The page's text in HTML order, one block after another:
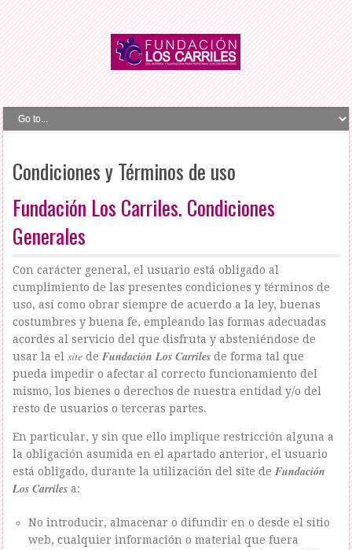
Condiciones y Términos de uso
Fundación Los Carriles. Condiciones
Generales
Con carácter general, el usuario está obligado al
cumplimiento de las presentes condiciones y términos de
uso, así como obrar siempre de acuerdo a la ley, buenas
costumbres y buena fe, empleando las formas adecuadas
acordes al servicio del que disfruta y absteniéndose de
usar la elsite de Fundación Los Carriles de forma tal que
pueda impedir o afectar al correcto funcionamiento del
mismo, los bienes o derechos de nuestra entidad y/o del
resto de usuarios o terceras partes.
En particular, y sin que ello implique restricción alguna a
la obligación asumida en el apartado anterior, el usuario
está obligado, durante la utilización del site de Fundación
Los Carriles a:
No introducir, almacenar o difundir en o desde el sitio
web, cualquier información o material que fuera